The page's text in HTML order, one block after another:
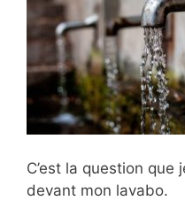
C’est la question que
devant mon lavabo.